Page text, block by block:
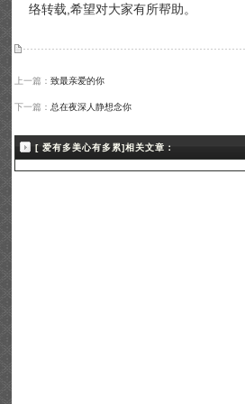
络转载,希望对大家有所帮助。
上一篇： 致最亲爱的你
下一篇： 总在夜深人静想念你
[ 爱有多美心有多累]相关文章：